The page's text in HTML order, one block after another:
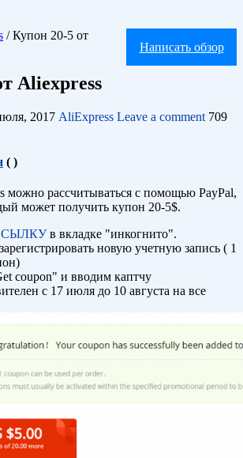
Написать обзор
/ Купон 20-5 от
Aliexpress
2017 AliExpress Leave a comment 709
( )
можно рассчитываться с помощью PayPal,
может получить купон 20-5$.
в вкладке "инкогнито".
новую учетную запись ( 1
coupon" и вводим каптчу
с 17 июля до 10 августа на все